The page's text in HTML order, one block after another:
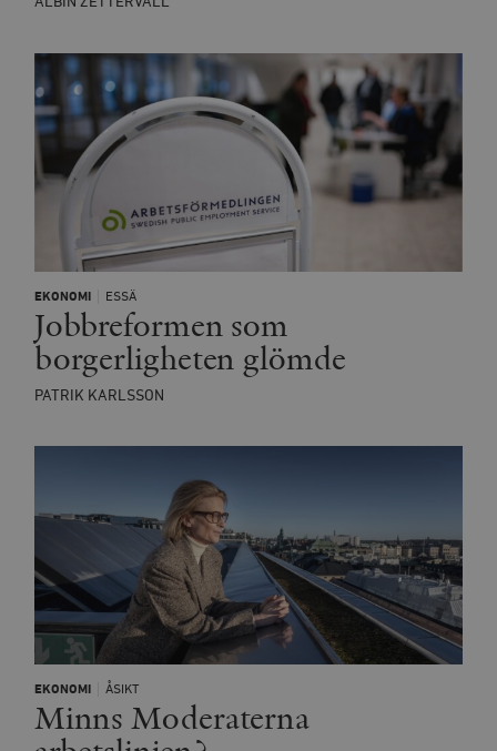
EKONOMI ESSÄ
Jobbreformen som
borgerligheten glömde
PATRIK KARLSSON
EKONOMI ÅSIKT
Minns Moderaterna